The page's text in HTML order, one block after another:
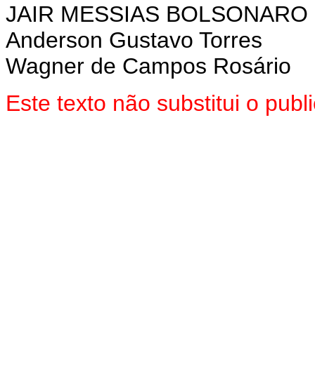
JAIR MESSIAS BOLSONARO
Anderson Gustavo Torres
Wagner de Campos Rosário
Este texto não substitui o